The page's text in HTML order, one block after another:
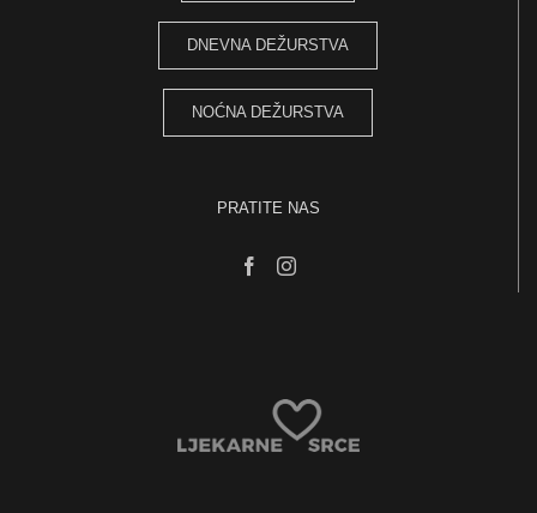
DNEVNA DEŽURSTVA
NOĆNA DEŽURSTVA
PRATITE NAS